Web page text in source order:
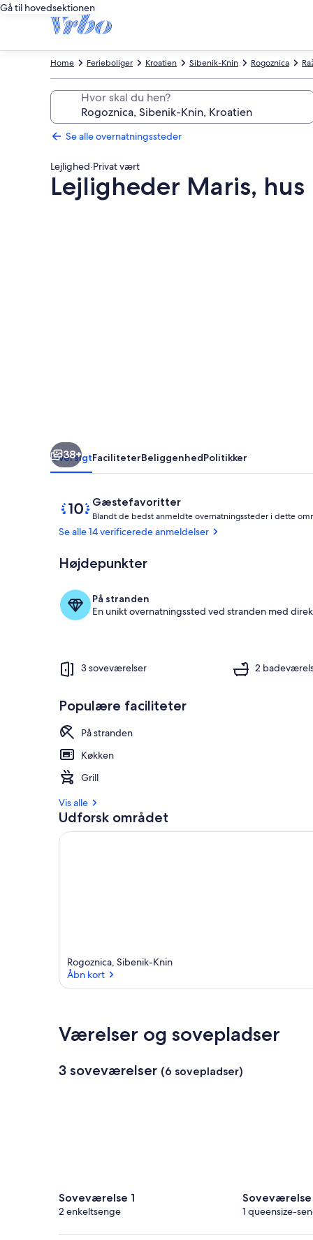
Gå til hovedsektionen
Rogoznica
Sibenik-Knin
Kroatien
Ferieboliger
Home
Hvor skal du hen?
Se alle overnatningssteder
Lejlighed·Privat vært
Lejligheder Maris,
38+
OversigtFaciliteterBeliggenhedPolitikker
Anmeldelser
Gæstefavoritter
10
ud
af
Gæstefavorit
Blandt de bedst anmeldte overnatningssteder i dette
Se alle 14 verificerede anmeldelser
Højdepunkter
På stranden
En unikt overnatningssted ved stranden med
3 soveværelser 2
Populære faciliteter
På stranden
Køkken
Grill
Vis alle
Udforsk området
Rogoznica, Sibenik-Knin
Åbn kort
Værelser og sovepladser
3 soveværelser (6 sovepladser)
Soveværelse 1
2 enkeltsenge
Soveværelse
1 queensize-